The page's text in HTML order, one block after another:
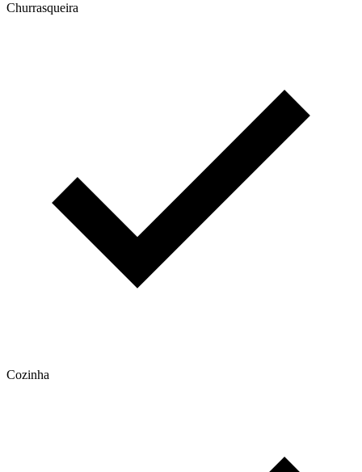
Churrasqueira
Cozinha